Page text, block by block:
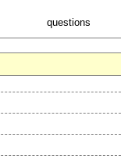
questions